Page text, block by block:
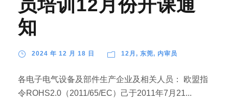
员培训12月份开课通
知
2024 年 12 月 18 日 12月 , 东莞, 内审员
各电子电气设备及部件生产企业及相关人员： 欧盟指
令ROHS2.0（2011/65/EC）己于2011年7月21...